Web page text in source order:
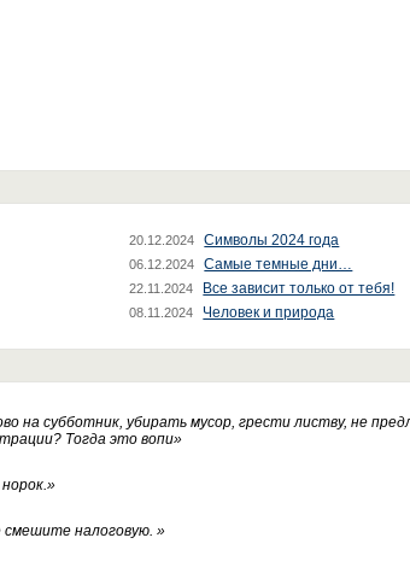
20.12.2024 Символы 2024 года
06.12.2024 Самые темные дни…
22.11.2024 Все зависит только от тебя!
08.11.2024 Человек и природа
на субботник, убирать мусор, грести листву, не
Тогда это вопи»
»
налоговую. »